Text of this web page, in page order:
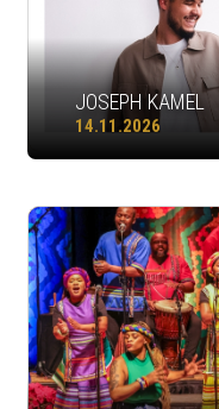
JOSEPH KAMEL
14.11.2026